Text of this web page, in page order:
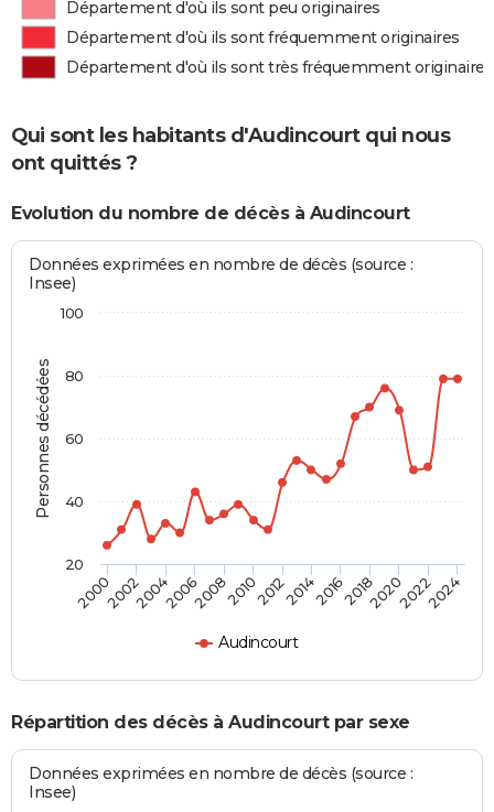
Département d'où ils sont peu originaires
Département d'où ils sont fréquemment originaires
Département d'où ils sont très fréquemment originaires
Qui sont les habitants d'Audincourt qui nous
ont quittés ?
Evolution du nombre de décès à Audincourt
Personnes décédées
Données exprimées en nombre de décès (source :
Insee)
Audincourt
2000200220042006200820102012201420162018202020222024
20
40
60
80
100
Répartition des décès à Audincourt par sexe
Données exprimées en nombre de décès (source :
Insee)